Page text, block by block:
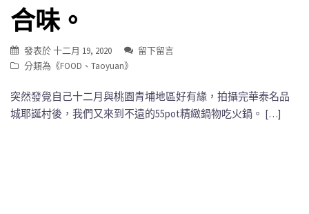
合味。
發表於十二月 19, 2020
留下留言
分類為《FOOD 、 Taoyuan》
突然發覺自己十二月與桃園青埔地區好有緣，拍攝完華泰名品
城耶誕村後，我們又來到不遠的55pot精緻鍋物吃火鍋。 […]